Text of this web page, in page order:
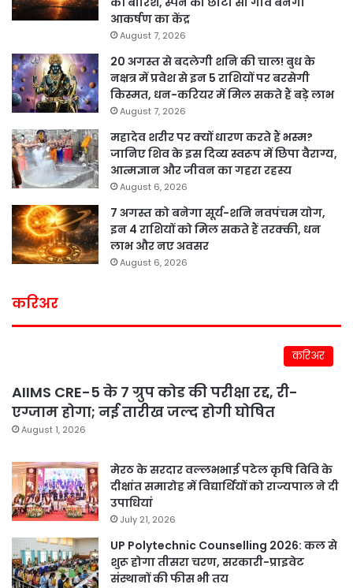
आकर्षण का केंद्र
August 7, 2026
20 अगस्त से बदलेगी शनि की चाल! बुध के
नक्षत्र में प्रवेश से इन 5 राशियों पर बरसेगी
किस्मत, धन-करियर में मिल सकते हैं बड़े लाभ
August 7, 2026
महादेव शरीर पर क्यों धारण करते हैं भस्म?
जानिए शिव के इस दिव्य स्वरूप में छिपा वैराग्य,
आत्मज्ञान और जीवन का गहरा रहस्य
August 6, 2026
7 अगस्त को बनेगा सूर्य-शनि नवपंचम योग,
इन 4 राशियों को मिल सकते हैं तरक्की, धन
लाभ और नए अवसर
August 6, 2026
करिअर
करिअर
AIIMS CRE-5 के 7 ग्रुप कोड की परीक्षा रद्द, री-
एग्जाम होगा; नई तारीख जल्द होगी घोषित
August 1, 2026
मेरठ के सरदार वल्लभभाई पटेल कृषि विवि के
दीक्षांत समारोह में विद्यार्थियों को राज्यपाल ने दी
उपाधियां
July 21, 2026
UP Polytechnic Counselling 2026: कल से
शुरू होगा तीसरा चरण, सरकारी-प्राइवेट
संस्थानों की फीस भी तय